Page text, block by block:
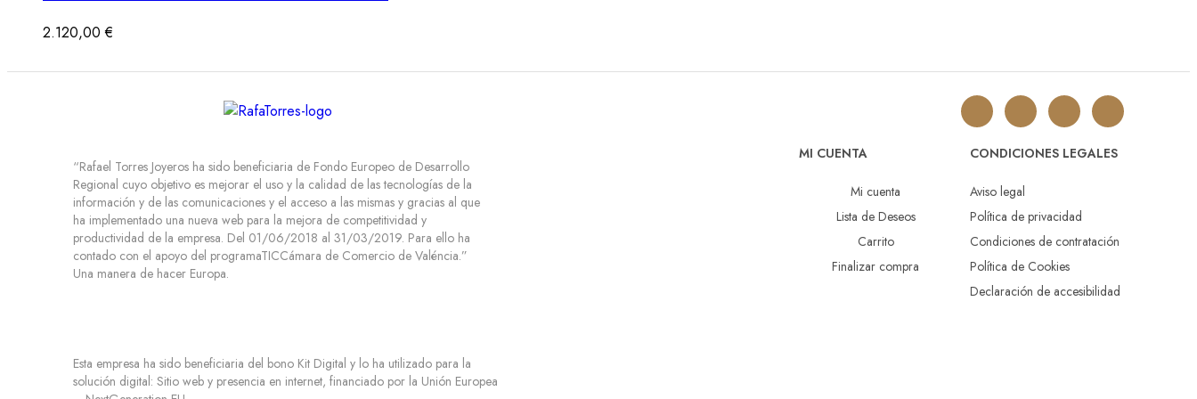
2.120,00€
“Rafael Torres Joyeros ha sido beneficiaria de Fondo Europeo de Desarrollo
Regional cuyo objetivo es mejorar el uso y la calidad de las tecnologías de la
información y de las comunicaciones y el acceso a las mismas y gracias al que
ha implementado una nueva web para la mejora de competitividad y
productividad de la empresa. Del 01/06/2018 al 31/03/2019. Para ello ha
contado con el apoyo del programaTICCámara de Comercio de Valéncia.”
Una manera de hacer Europa.
MI CUENTA
Mi cuenta
Lista de Deseos
Carrito
Finalizar compra
CONDICIONES LEGALES
Aviso legal
Política de privacidad
Condiciones de contratación
Política de Cookies
Declaración de accesibilidad
Esta empresa ha sido beneficiaria del bono Kit Digital y lo ha utilizado para la
solución digital: Sitio web y presencia en internet, financiado por la Unión Europea